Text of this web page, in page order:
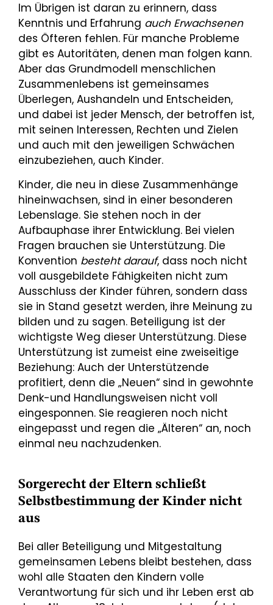
Im Übrigen ist daran zu erinnern, dass
Kenntnis und Erfahrung auch Erwachsenen
des Öfteren fehlen. Für manche Probleme
gibt es Autoritäten, denen man folgen kann.
Aber das Grundmodell menschlichen
Zusammenlebens ist gemeinsames
Überlegen, Aushandeln und Entscheiden,
und dabei ist jeder Mensch, der betroffen ist,
mit seinen Interessen, Rechten und Zielen
und auch mit den jeweiligen Schwächen
einzubeziehen, auch Kinder.
Kinder, die neu in diese Zusammenhänge
hineinwachsen, sind in einer besonderen
Lebenslage. Sie stehen noch in der
Aufbauphase ihrer Entwicklung. Bei vielen
Fragen brauchen sie Unterstützung. Die
Konvention besteht darauf, dass noch nicht
voll ausgebildete Fähigkeiten nicht zum
Ausschluss der Kinder führen, sondern dass
sie in Stand gesetzt werden, ihre Meinung zu
bilden und zu sagen. Beteiligung ist der
wichtigste Weg dieser Unterstützung. Diese
Unterstützung ist zumeist eine zweiseitige
Beziehung: Auch der Unterstützende
profitiert, denn die „Neuen“ sind in gewohnte
Denk-und Handlungsweisen nicht voll
eingesponnen. Sie reagieren noch nicht
eingepasst und regen die „Älteren“ an, noch
einmal neu nachzudenken.
Sorgerecht der Eltern schließt
Selbstbestimmung der Kinder nicht
aus
Bei aller Beteiligung und Mitgestaltung
gemeinsamen Lebens bleibt bestehen, dass
wohl alle Staaten den Kindern volle
Verantwortung für sich und ihr Leben erst ab